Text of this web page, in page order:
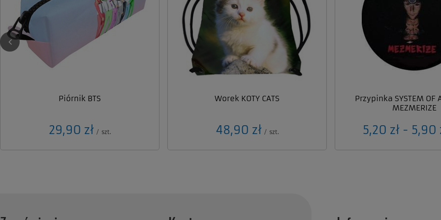
Piórnik BTS
29,90 zł / szt.
Worek KOTY CATS
48,90 zł / szt.
Przypinka SYSTEM OF
MEZMERIZE
od
5,20 zł - do
5,90